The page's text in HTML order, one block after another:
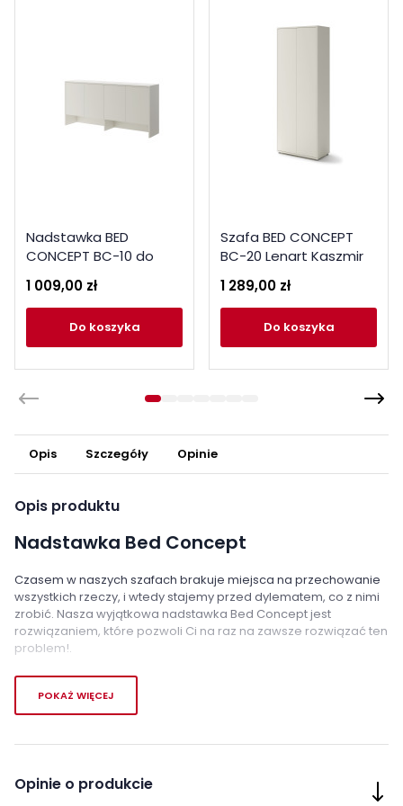
Nadstawka BED
CONCEPT BC-10 do
poziomego 120x200
Lenart Kaszmir
1 009,00 zł
do koszyka
Szafa BED CONCEPT
BC-20 Lenart Kaszmir
1 289,00 zł
do koszyka
Opis Szczegóły Opinie
Opis produktu
Nadstawka Bed Concept
Czasem w naszych szafach brakuje miejsca na przechowanie
wszystkich rzeczy, i wtedy stajemy przed dylematem, co z nimi
zrobić. Nasza wyjątkowa nadstawka Bed Concept jest
rozwiązaniem, które pozwoli Ci na raz na zawsze rozwiązać ten
problem!.
Nadstawka Bed Concept to elegancki prostopadłościan,
który można zawiesić na ścianie nad dowolnym meblem
takim jak szafa czy jeden z naszych półkotapczanów. Dzięki
nawet dużą ilość rzeczy.
Możesz ukryć niektóre z nich przed
POKAŻ WIĘCEJ
Opinie o produkcie